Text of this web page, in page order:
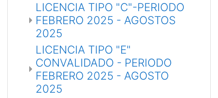
LICENCIA TIPO "C"-PERIODO
FEBRERO 2025 - AGOSTOS
2025
LICENCIA TIPO "E"
CONVALIDADO - PERIODO
FEBRERO 2025 - AGOSTO
2025